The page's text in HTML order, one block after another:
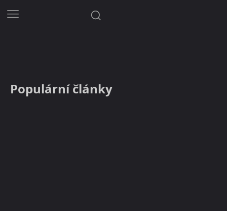
Populární články